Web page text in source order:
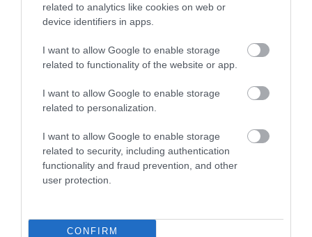
related to analytics like cookies on web or
device identifiers in apps.
I want to allow Google to enable storage
related to functionality of the website or app.
I want to allow Google to enable storage
related to personalization.
I want to allow Google to enable storage
related to security, including authentication
functionality and fraud prevention, and other
user protection.
CONFIRM
Sokkoló, hogy mennyi vezető kérdezi az AI-t
kirúgás előtt
Döbbenetes adatok láttak napvilágot: a vezetők 59%-a használ
már mesterséges intelligenciát annak eldöntésére, kitől váljanak
meg egy leépítés során. Ugyanakkor 91%-uk állítja, hogy
felülbírálná a…